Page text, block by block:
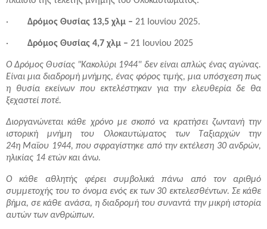
· Δρόμος Θυσίας 13,5 χλμ – 21 Ιουνίου 2025.
· Δρόμος Θυσίας 4,7 χλμ – 21 Ιουνίου 2025
Ο Δρόμος Θυσίας "Κακολύρι 1944" δεν είναι απλώς ένας αγώνας.
Είναι μια διαδρομή μνήμης, ένας φόρος τιμής, μια υπόσχεση πως
η θυσία εκείνων που εκτελέστηκαν για την ελευθερία δε θα
ξεχαστεί ποτέ.
Διοργανώνεται κάθε χρόνο με σκοπό να κρατήσει ζωντανή την
ιστορική μνήμη του Ολοκαυτώματος των Ταξιαρχών την
24η Μαΐου 1944, που σφραγίστηκε από την εκτέλεση 30 ανδρών,
ηλικίας 14 ετών και άνω.
Ο κάθε αθλητής φέρει συμβολικά πάνω από τον αριθμό
συμμετοχής του το όνομα ενός εκ των 30 εκτελεσθέντων. Σε κάθε
βήμα, σε κάθε ανάσα, η διαδρομή του συναντά την μικρή ιστορία
αυτών των ανθρώπων.